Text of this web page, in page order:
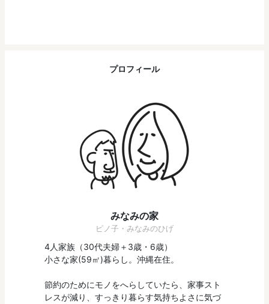
プロフィール
みなみの家
ピノ子・みなみのひげ
4人家族（30代夫婦＋3歳・6歳）
小さな家(59㎡)暮らし。沖縄在住。
節約のためにモノをへらしていたら、家事スト
レスが減り、すっきり暮らす気持ちよさに気づ